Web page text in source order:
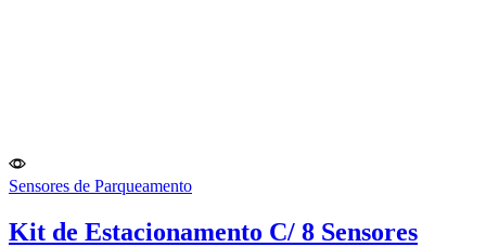
Sensores de Parqueamento
Kit de Estacionamento C/ 8 Sensores